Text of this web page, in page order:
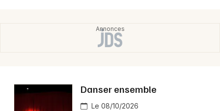
Danser ensemble
Le 08/10/2026